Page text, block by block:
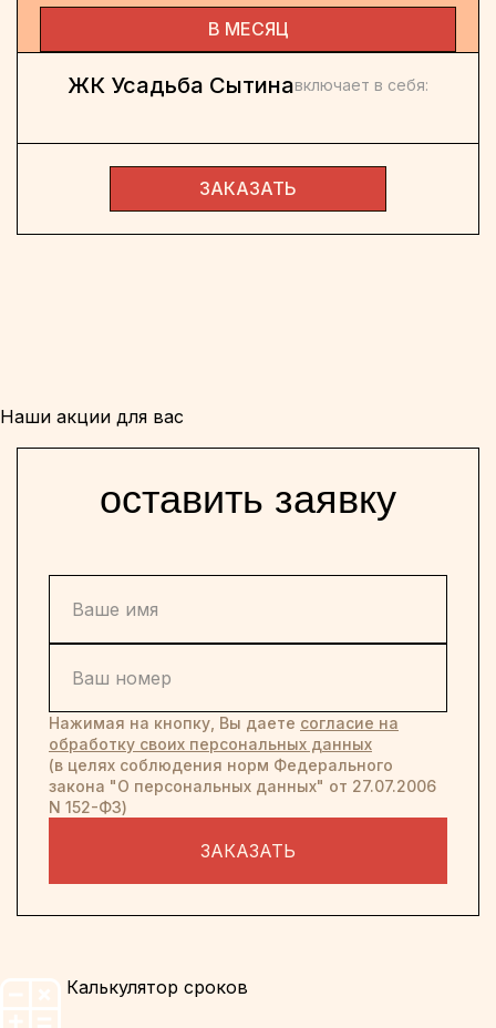
В МЕСЯЦ
ЖК Усадьба Сытинавключает в себя:
ЗАКАЗАТЬ
Наши акции для вас
оставить заявку
Нажимая на кнопку, Вы даете согласие на
обработку своих персональных данных
(в целях соблюдения норм Федерального
закона "О персональных данных" от 27.07.2006
N 152-ФЗ)
ЗАКАЗАТЬ
Калькулятор сроков